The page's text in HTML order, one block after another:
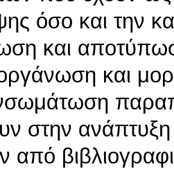
όσο και την
και
και
στην